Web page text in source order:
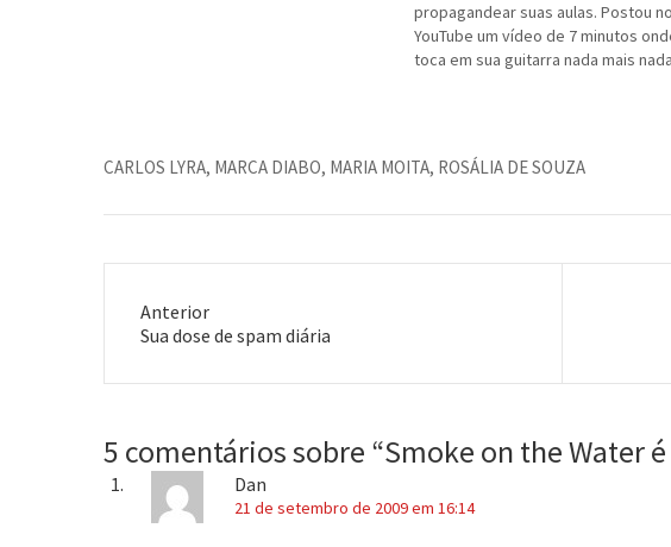
propagandear suas aulas. Postou no
YouTube um vídeo de 7 minutos
toca em sua guitarra nada mais nada
meus palpites. 1. Led…
CARLOS LYRA, MARCA DIABO, MARIA MOITA, ROSÁLIA DE SOUZA
Anterior
Post
Sua dose de spam diária
5 comentários sobre “Smoke on the Water
Dan
21 de setembro de 2009 em 16:14